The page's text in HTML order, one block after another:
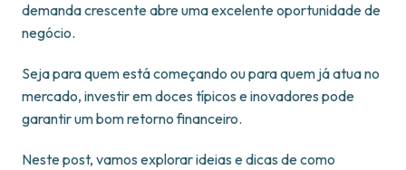
demanda crescente abre uma excelente oportunidade de
negócio.
Seja para quem está começando ou para quem já atua no
mercado, investir em doces típicos e inovadores pode
garantir um bom retorno financeiro.
Neste post, vamos explorar ideias e dicas de como